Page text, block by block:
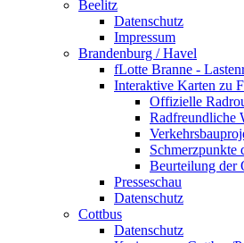
Beelitz
Datenschutz
Impressum
Brandenburg / Havel
fLotte Branne -
Interaktive Karten zu
Offizielle
Radfreundliche
Schmerzpunkte
Beurteilung der
Presseschau
Datenschutz
Cottbus
Datenschutz